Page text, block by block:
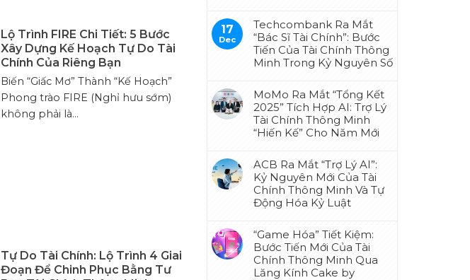
Lộ Trình FIRE Chi Tiết: 5 Bước
Xây Dựng Kế Hoạch Tự Do Tài
Chính Của Riêng Bạn
Biến “Giấc Mơ” Thành “Kế Hoạch”
Phong trào FIRE (Nghỉ hưu sớm)
không phải là...
Tự Do Tài Chính: Lộ Trình 4 Giai
Đoạn Để Chinh Phục Bằng Tư
17
Dec
Techcombank Ra Mắt
“Bác Sĩ Tài Chính”: Bước
Tiến Của Tài Chính Thông
Minh Trong Kỷ Nguyên Số
MoMo Ra Mắt “Tổng Kết
2025” Tích Hợp AI: Trợ Lý
Tài Chính Thông Minh
“Hiến Kế” Cho Năm Mới
ACB Ra Mắt “Trợ Lý AI”:
Kỷ Nguyên Mới Của Tài
Chính Thông Minh Và Tự
Động Hóa Kỷ Luật
“Game Hóa” Tiết Kiệm:
Bước Tiến Mới Của Tài
Chính Thông Minh Qua
Lăng Kính Cake by